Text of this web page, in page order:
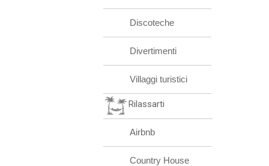
Discoteche
Divertimenti
Villaggi turistici
Rilassarti
Airbnb
Country House